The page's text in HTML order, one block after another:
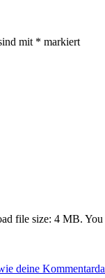
mit * markiert
file size: 4 MB. You
deine